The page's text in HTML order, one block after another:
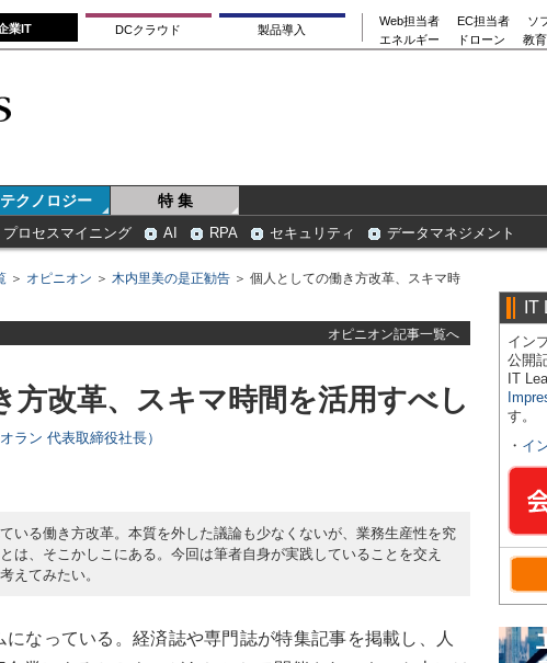
業IT DCクラウド 製品導入
Web担当者 EC担当者
ソ
エネルギー
ドローン 教
テクノロジー 特 集
プロセスマイニング AI RPA セキュリティ データマネジメント
＞ オピニオン ＞ 木内里美の是正勧告 ＞ 個人としての働き方改革、スキマ時
オピニオン記事一覧へ
方改革、スキマ時間を活用すべし
ラン 代表取締役社長）
いる働き方改革。本質を外した議論も少なくないが、業務生産性を究
は、そこかしこにある。今回は筆者自身が実践していることを交え
えてみたい。
なっている。経済誌や専門誌が特集記事を掲載し、人
IT
イン
公開
IT
す。
・ イ